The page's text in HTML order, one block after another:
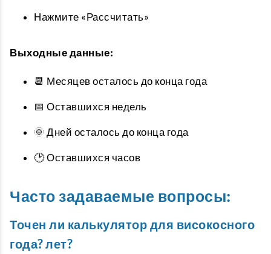
Нажмите «Рассчитать»
Выходные данные:
📆 Месяцев осталось до конца года
📅 Оставшихся недель
🌞 Дней осталось до конца года
🕑 Оставшихся часов
Часто задаваемые вопросы:
Точен ли калькулятор для високосного
года? лет?